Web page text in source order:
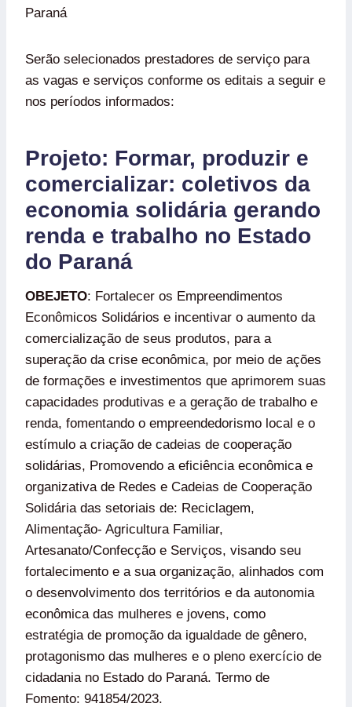
Paraná
Serão selecionados prestadores de serviço para
as vagas e serviços conforme os editais a seguir e
nos períodos informados:
Projeto: Formar, produzir e
comercializar: coletivos da
economia solidária gerando
renda e trabalho no Estado
do Paraná
OBEJETO: Fortalecer os Empreendimentos
Econômicos Solidários e incentivar o aumento da
comercialização de seus produtos, para a
superação da crise econômica, por meio de ações
de formações e investimentos que aprimorem suas
capacidades produtivas e a geração de trabalho e
renda, fomentando o empreendedorismo local e o
estímulo a criação de cadeias de cooperação
solidárias, Promovendo a eficiência econômica e
organizativa de Redes e Cadeias de Cooperação
Solidária das setoriais de: Reciclagem,
Alimentação- Agricultura Familiar,
Artesanato/Confecção e Serviços, visando seu
fortalecimento e a sua organização, alinhados com
o desenvolvimento dos territórios e da autonomia
econômica das mulheres e jovens, como
estratégia de promoção da igualdade de gênero,
protagonismo das mulheres e o pleno exercício de
cidadania no Estado do Paraná. Termo de
Fomento: 941854/2023.